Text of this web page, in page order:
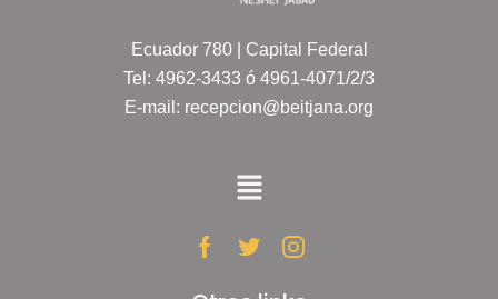
Ecuador 780 | Capital Federal
Tel: 4962-3433 ó 4961-4071/2/3
E-mail: recepcion@beitjana.org